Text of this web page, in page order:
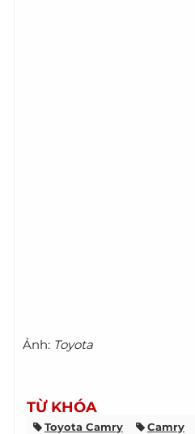
Ảnh: Toyota
TỪ KHÓA
Toyota Camry Camry